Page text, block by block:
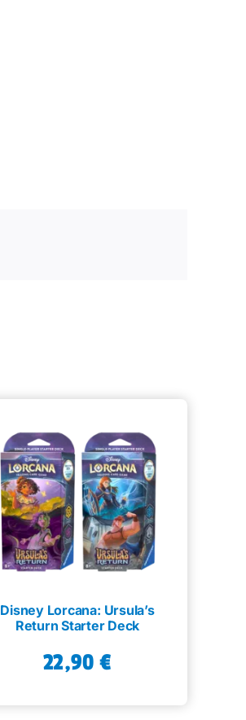
Disney Lorcana: Ursula’s
Return Starter Deck
22,90 €